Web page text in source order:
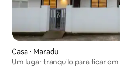
Casa ⋅ Maradu